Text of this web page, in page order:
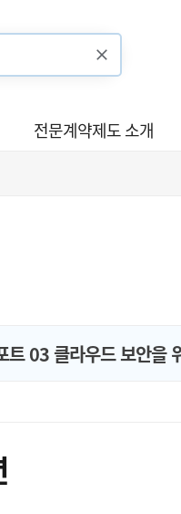
전문계약제도 소개
03 클라우드 보안을